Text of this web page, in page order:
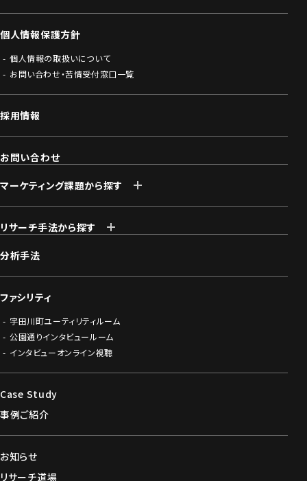
個人情報保護方針
個人情報の取扱いについて
お問い合わせ・苦情受付窓口一覧
採用情報
お問い合わせ
マーケティング課題から探す
リサーチ手法から探す
分析手法
ファシリティ
宇田川町ユーティリティルーム
公園通りインタビュールーム
インタビューオンライン視聴
Case Study
事例ご紹介
お知らせ
リサーチ道場